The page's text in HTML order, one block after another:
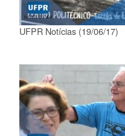
UFPR Notícias (19/06/17)